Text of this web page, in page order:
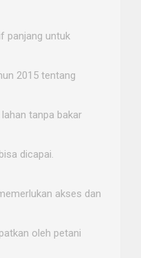
panjang untuk
2015 tentang
tanpa bakar
dicapai.
akses dan
oleh petani